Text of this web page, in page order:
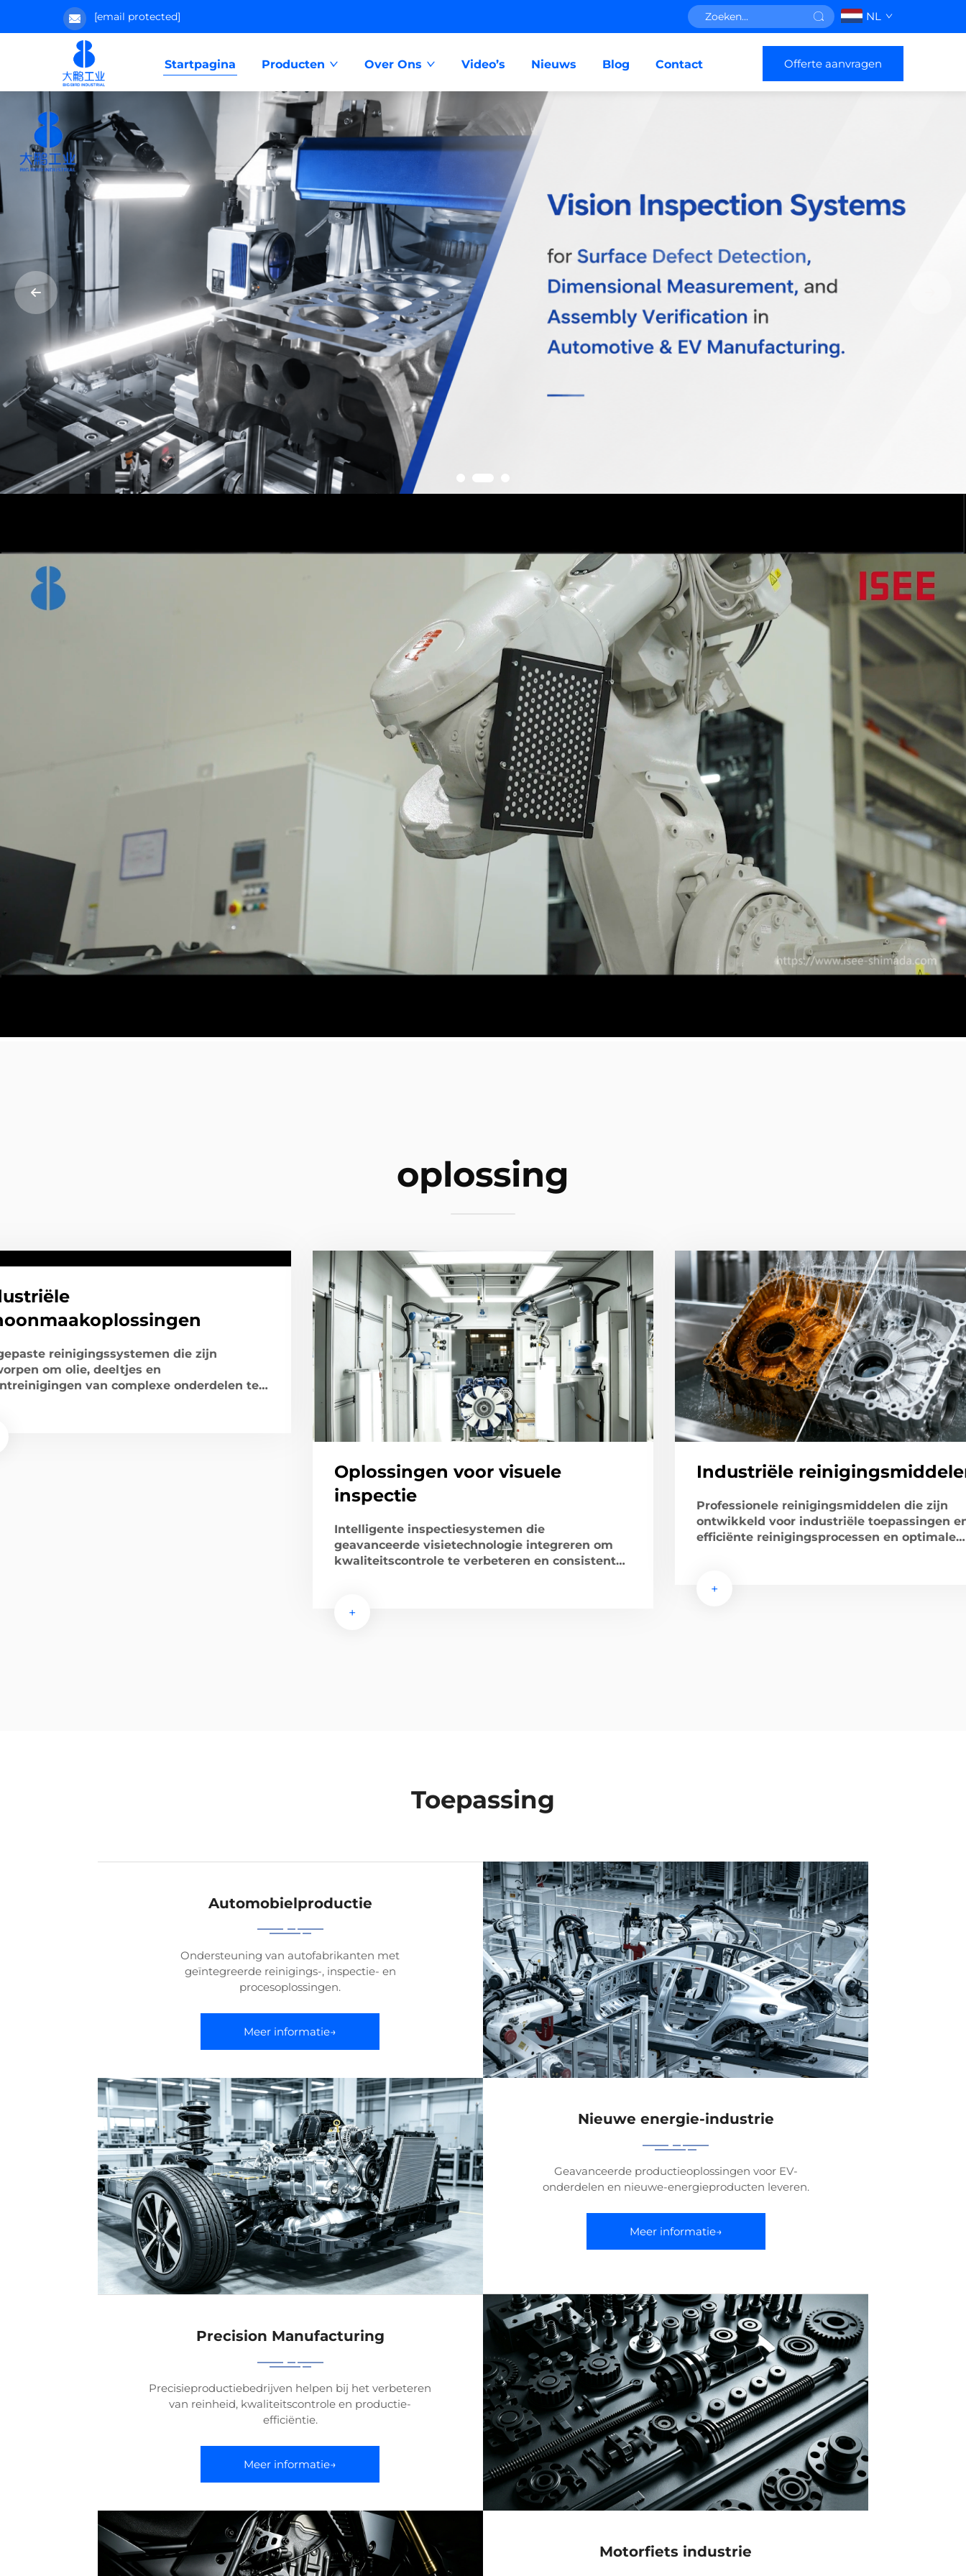
[email protected] NL
Startpagina Producten Over Ons Video’s Nieuws Blog Contact Offerte aanvragen
oplossing
reinigingssystemen die zijn
om olie, deeltjes en
van complexe onderdelen te
Oplossingen voor visuele
inspectie
Intelligente inspectiesystemen die
geavanceerde visietechnologie integreren om
kwaliteitscontrole te verbeteren en consistente
+
Industriële
Professionele reinigingsmiddelen die zijn
ontwikkeld voor industriële toepassingen
efficiënte reinigingsprocessen en optimale
+
Toepassing
Automobielproductie
Ondersteuning van autofabrikanten met
geïntegreerde reinigings-, inspectie- en
procesoplossingen.
Meer informatie→
Nieuwe energie-industrie
Geavanceerde productieoplossingen voor EV-
onderdelen en nieuwe-energieproducten leveren.
Meer informatie→
Precision Manufacturing
Precisieproductiebedrijven helpen bij het verbeteren
van reinheid, kwaliteitscontrole en productie-
efficiëntie.
Meer informatie→
Motorfiets industrie